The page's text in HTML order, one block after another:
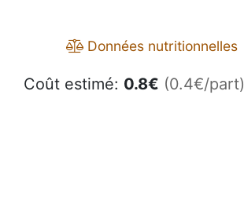
Données nutritionnelles
Coût estimé: 0.8€ (0.4€/part)